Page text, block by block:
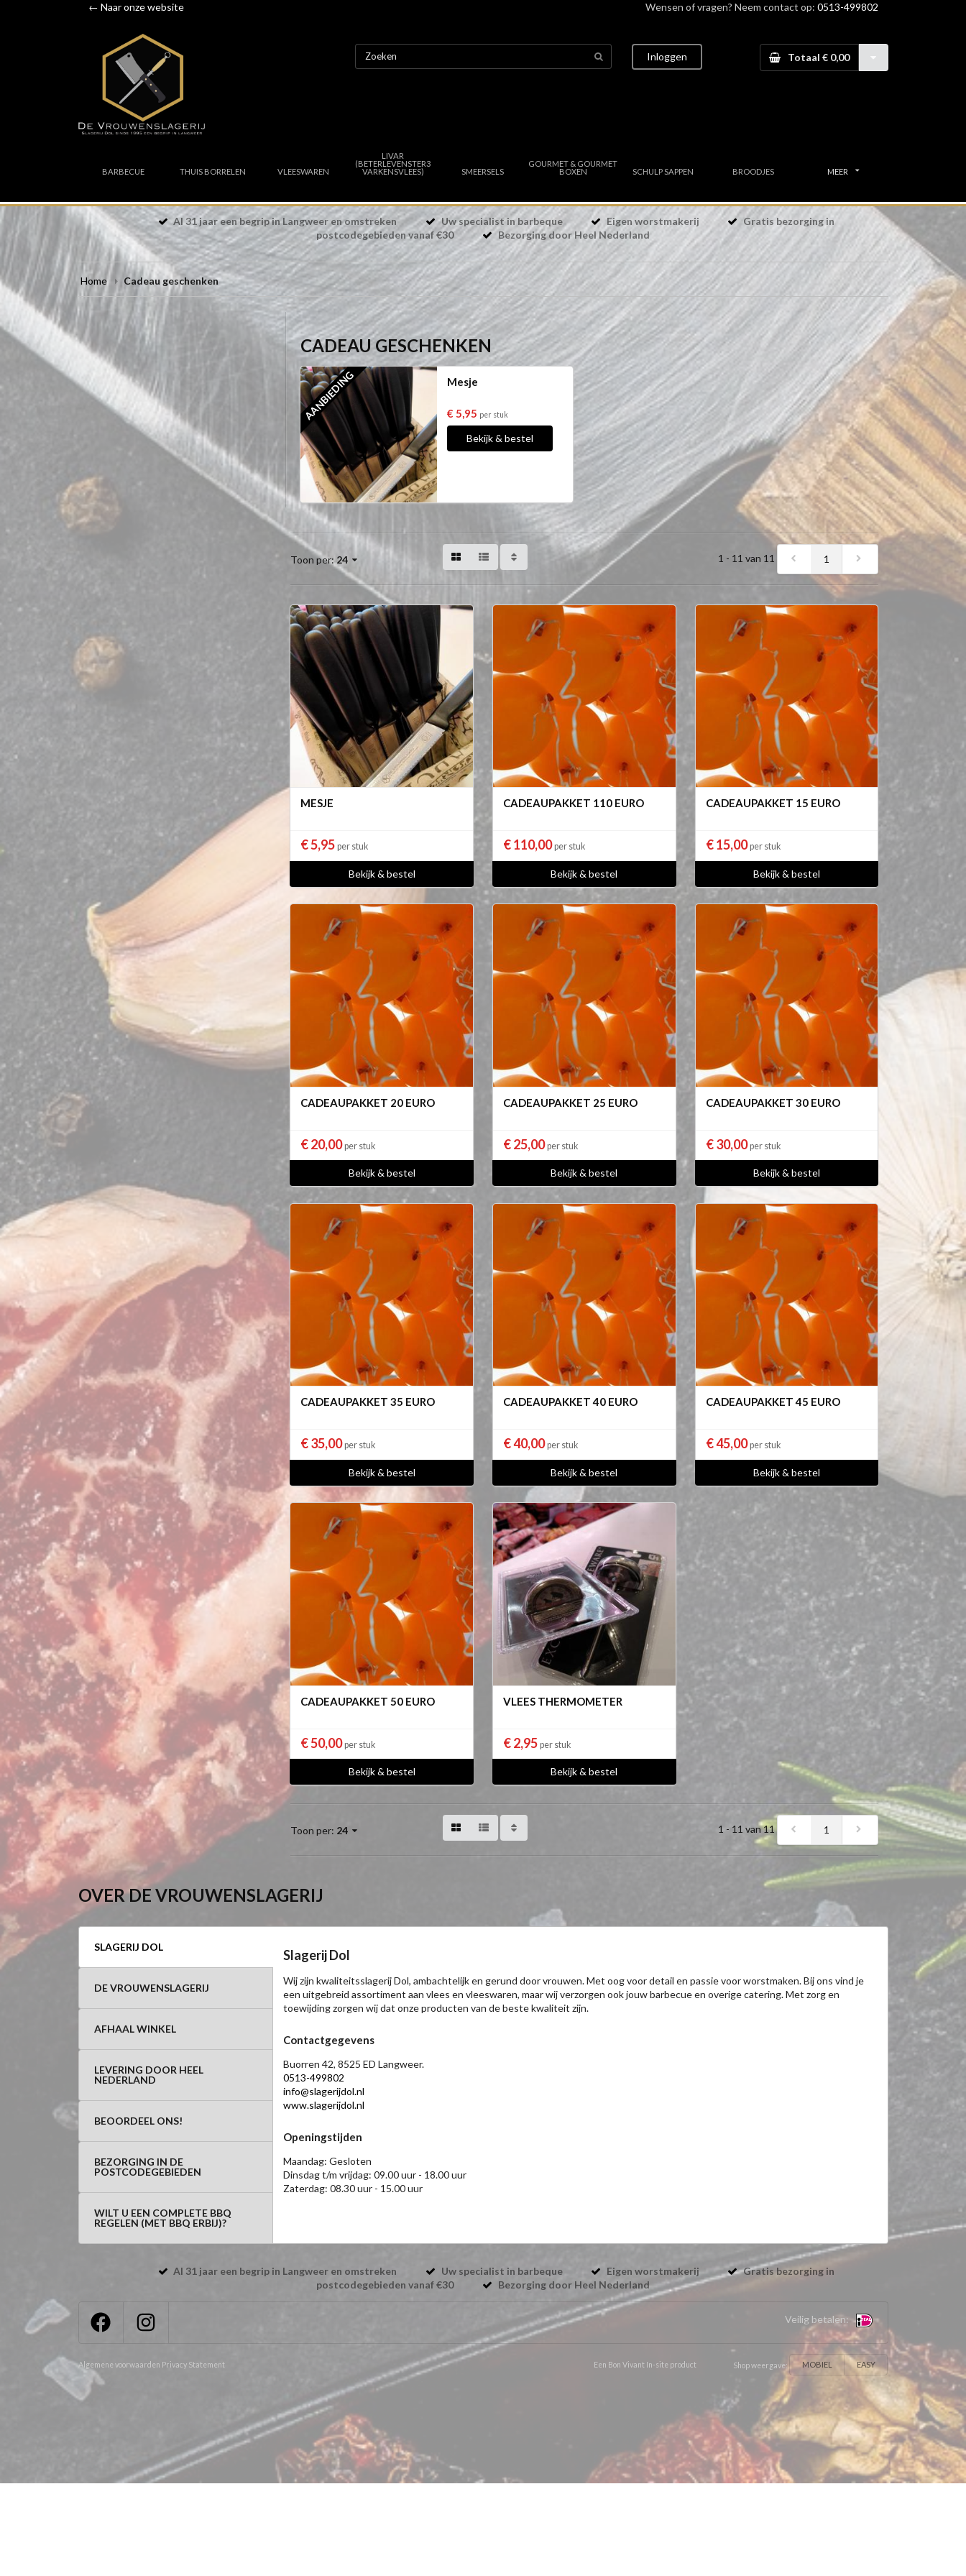
← Naar onze website Wensen of vragen? Neem contact op: 0513-499802
Inloggen Totaal € 0,00
BARBECUE THUIS BORRELEN VLEESWAREN
LIVAR
(BETERLEVENSTER3
VARKENSVLEES)
SMEERSELS
GOURMET & GOURMET
BOXEN
SCHULP SAPPEN BROODJES MEER
Al 31 jaar een begrip in Langweer en omstreken Uw specialist in barbeque Eigen worstmakerij
Gratis bezorging in
postcodegebieden vanaf €30
Bezorging door Heel Nederland
Home Cadeau geschenken
CADEAU GESCHENKEN
AANBIEDING Mesje
€ 5,95 per stuk
Bekijk & bestel
Toon per: 24 1 - 11 van 11 1
MESJE
€ 5,95per stuk
Bekijk & bestel
CADEAUPAKKET 110 EURO
€ 110,00per stuk
Bekijk & bestel
CADEAUPAKKET 15 EURO
€ 15,00per stuk
Bekijk & bestel
CADEAUPAKKET 20 EURO
€ 20,00per stuk
Bekijk & bestel
CADEAUPAKKET 25 EURO
€ 25,00per stuk
Bekijk & bestel
CADEAUPAKKET 30 EURO
€ 30,00per stuk
Bekijk & bestel
CADEAUPAKKET 35 EURO
€ 35,00per stuk
Bekijk & bestel
CADEAUPAKKET 40 EURO
€ 40,00per stuk
Bekijk & bestel
CADEAUPAKKET 45 EURO
€ 45,00per stuk
Bekijk & bestel
CADEAUPAKKET 50 EURO
€ 50,00per stuk
Bekijk & bestel
VLEES THERMOMETER
€ 2,95 per stuk
Bekijk & bestel
Toon per: 24 1 - 11 van 11 1
OVER DE VROUWENSLAGERIJ
SLAGERIJ DOL
DE VROUWENSLAGERIJ
AFHAAL WINKEL
LEVERING DOOR HEEL
NEDERLAND
BEOORDEEL ONS!
BEZORGING IN DE
POSTCODEGEBIEDEN
WILT U EEN COMPLETE BBQ
REGELEN (MET BBQ ERBIJ)?
Slagerij Dol
Wij zijn kwaliteitsslagerij Dol, ambachtelijk en gerund door vrouwen. Met oog voor detail en passie voor worstmaken. Bij ons vind je
een uitgebreid assortiment aan vlees en vleeswaren, maar wij verzorgen ook jouw barbecue en overige catering. Met zorg en
toewijding zorgen wij dat onze producten van de beste kwaliteit zijn.
Contactgegevens
Buorren 42, 8525 ED Langweer.
0513-499802
info@slagerijdol.nl
www.slagerijdol.nl
Openingstijden
Maandag: Gesloten
Dinsdag t/m vrijdag: 09.00 uur - 18.00 uur
Zaterdag: 08.30 uur - 15.00 uur
Al 31 jaar een begrip in Langweer en omstreken Uw specialist in barbeque Eigen worstmakerij
Gratis bezorging in
postcodegebieden vanaf €30
Bezorging door Heel Nederland
Veilig betalen:
Algemene voorwaarden Privacy Statement Een Bon Vivant In-site product Shop weergave: MOBIEL EASY